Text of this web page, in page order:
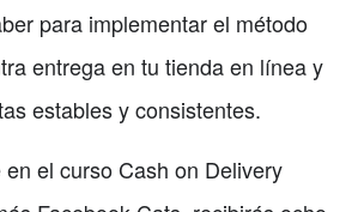
para implementar el método
entrega en tu tienda en línea y
estables y consistentes.
el curso Cash on Delivery